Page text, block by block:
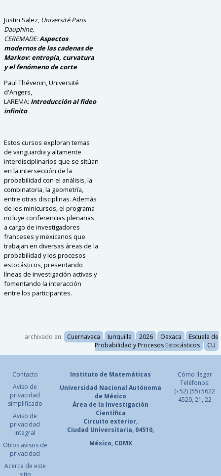
Justin Salez, Université Paris
Dauphine,
CEREMADE:Aspectos
modernos de las cadenas de
Markov: entropía, curvatura
y el fenómeno de corte
Paul Thévenin,Université
d'Angers,
LAREMA: Introducción al fideo
infinito
Estos cursos exploran temas
de vanguardia y altamente
interdisciplinarios que se sitúan
en la intersección de la
probabilidad con el análisis, la
combinatoria, la geometría,
entre otras disciplinas. Además
de los minicursos, el programa
incluye conferencias plenarias
a cargo de investigadores
franceses y mexicanos que
trabajan en diversas áreas de la
probabilidad y los procesos
estocásticos, presentando
líneas de investigación activas y
fomentando la interacción
entre los participantes.
archivado en: Cuernavaca Juriquilla 2026 Oaxaca
Escuela de
Probabilidad y Procesos Estocásticos
CU
Contacto
Aviso de
privacidad
simplificado
Aviso de
privacidad
integral
Otros avisos de
privacidad
Acerca de este
sitio
Instituto de Matemáticas
Universidad Nacional Autónoma
de México
Área de la Investigación
Científica
Circuito exterior,
Ciudad Universitaria, 04510,
México, CDMX
Cómo llegar
Teléfonos:
(+52) (55) 5622
4520, 21, 22